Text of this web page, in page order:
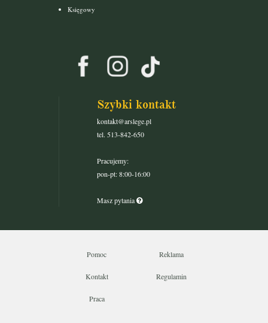
Księgowy
Szybki kontakt
kontakt@arslege.pl
tel. 513-842-650
Pracujemy:
pon-pt: 8:00-16:00
Masz pytania
Pomoc Reklama
Kontakt Regulamin
Praca